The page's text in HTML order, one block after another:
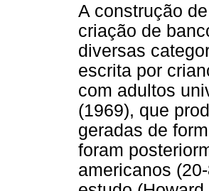
A construção
criação de
diversas
escrita por
com adultos
(1969), que
geradas de
foram
americanos